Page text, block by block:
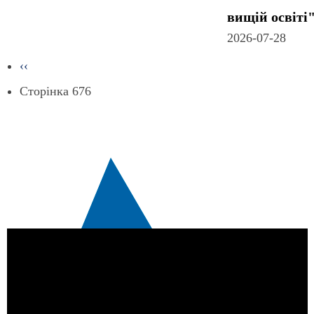
вищій
2026-07-28
Розбивка
на
Попередня
сторінка
‹‹
Сторінка 676